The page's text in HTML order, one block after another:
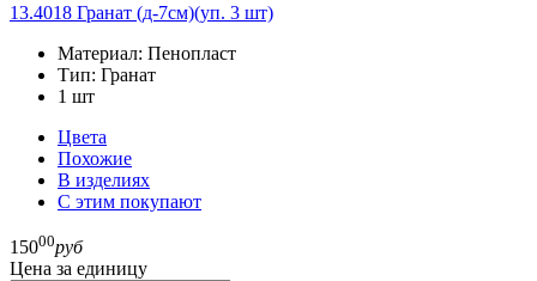
13.4018 Гранат (д-7см)(уп. 3 шт)
Материал: Пенопласт
Тип: Гранат
1 шт
Цвета
Похожие
В изделиях
С этим покупают
15000руб
Цена за единицу